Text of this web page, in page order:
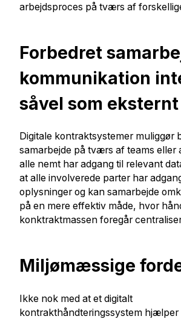
arbejdsproces på tværs af
Forbedret
kommunikation
såvel som eksternt
Digitale kontraktsystemer muliggør
samarbejde på tværs af teams eller
alle nemt har adgang til relevant
at alle involverede parter har
oplysninger og kan samarbejde
på en mere effektiv måde, hvor
konktraktmassen foregår
Miljømæssige
Ikke nok med at et digitalt
kontrakthåndteringssystem hjælper